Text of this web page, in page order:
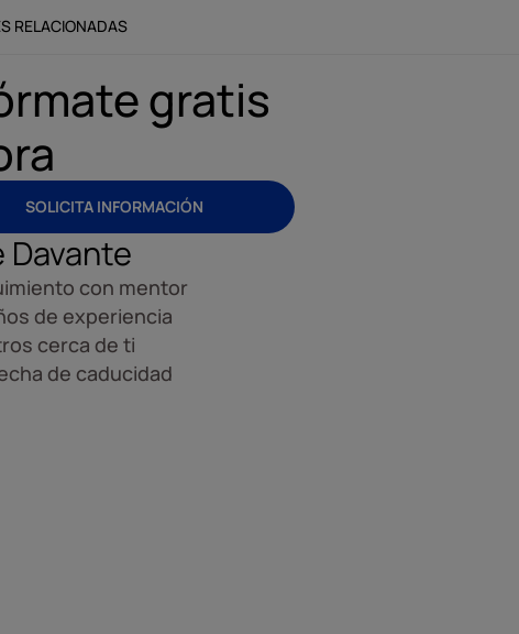
RELACIONADAS
gratis
SOLICITA INFORMACIÓN
Davante
con mentor
de experiencia
cerca de ti
de caducidad